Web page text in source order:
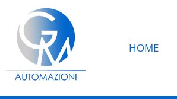
HOME